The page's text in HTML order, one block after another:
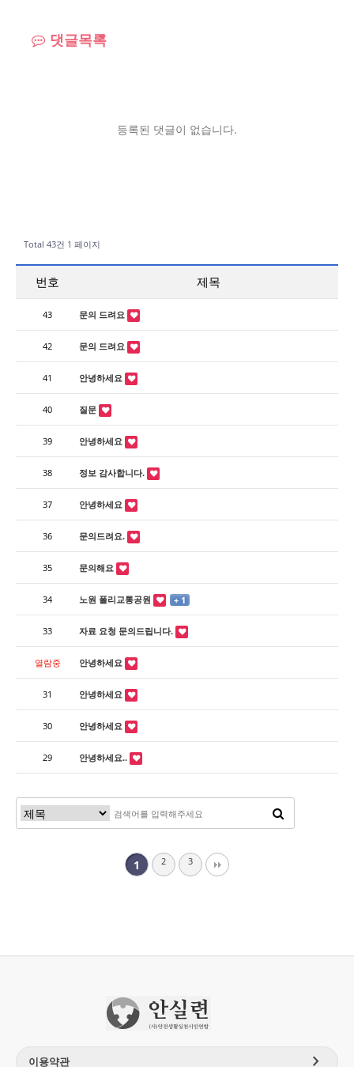
댓글목록
등록된 댓글이 없습니다.
Total 43건 1 페이지
번호 제목
43 문의 드려요
42 문의 드려요
41 안녕하세요
40 질문
39 안녕하세요
38 정보 감사합니다.
37 안녕하세요
36 문의드려요.
35 문의해요
34 노원 폴리교통공원 + 1
33 자료 요청 문의드립니다.
열람중 안녕하세요
31 안녕하세요
30 안녕하세요
29 안녕하세요..
1 2 3
이용약관 chevron_right